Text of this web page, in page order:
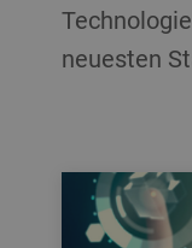
neuesten